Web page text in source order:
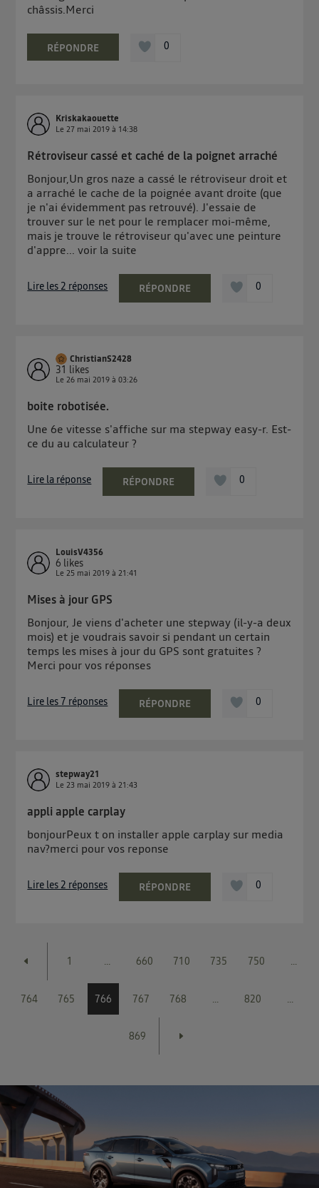
châssis.Merci
RÉPONDRE 0
Kriskakaouette
Le27 mai 2019 à 14:38
Rétroviseur cassé et caché de la poignet arraché
Bonjour,Un gros naze a cassé le rétroviseur droit et
a arraché le cache de la poignée avant droite (que
je n'ai évidemment pas retrouvé). J'essaie de
trouver sur le net pour le remplacer moi-même,
mais je trouve le rétroviseur qu'avec une peinture
d'appre...voir la suite
Lire les 2 réponses RÉPONDRE 0
ChristianS2428
31 likes
Le26 mai 2019 à03:26
boite robotisée.
Une 6e vitesse s'affiche sur ma stepway easy-r. Est-
ce du au calculateur ?
Lire la réponse RÉPONDRE 0
LouisV4356
6 likes
Le25 mai 2019 à21:41
Mises à jour GPS
Bonjour, Je viens d'acheter une stepway (il-y-a deux
mois) et je voudrais savoir si pendant un certain
temps les mises à jour du GPS sont gratuites ?
Merci pour vos réponses
Lire les 7 réponses RÉPONDRE 0
stepway21
Le23 mai 2019 à21:43
appli apple carplay
bonjourPeux t on installer apple carplay sur media
nav?merci pour vos reponse
Lire les 2 réponses RÉPONDRE 0
1 ... 660 710 735 750 ...
764 765 766 767 768 ... 820 ...
869